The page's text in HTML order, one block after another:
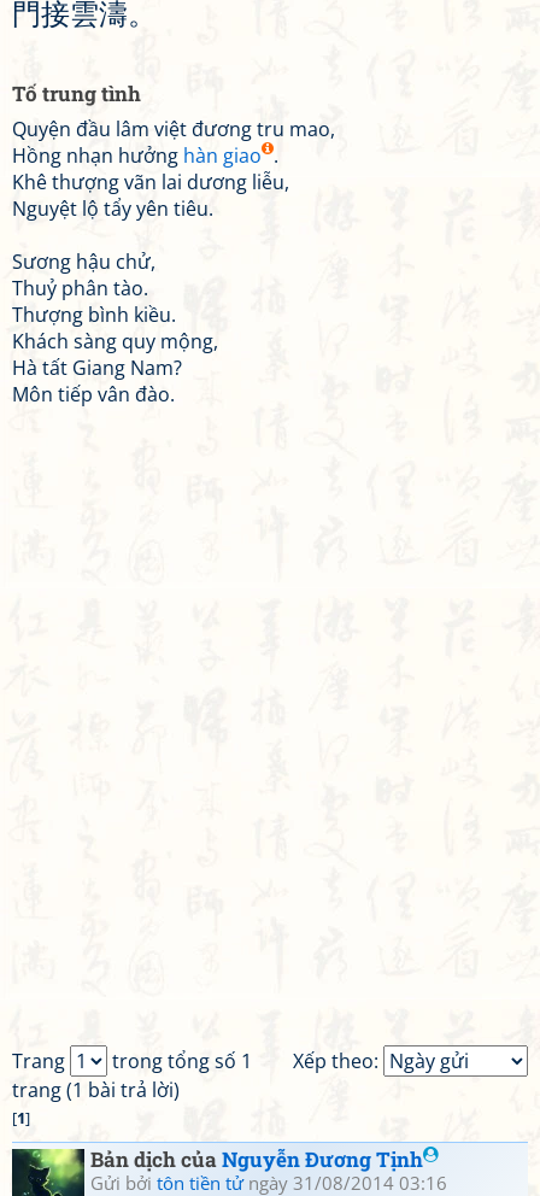
門接雲濤。
Tố trung tình
Quyện đầu lâm việt đương tru mao,
Hồng nhạn hưởng hàn giao .
Khê thượng vãn lai dương liễu,
Nguyệt lộ tẩy yên tiêu.
Sương hậu chử,
Thuỷ phân tào.
Thượng bình kiều.
Khách sàng quy mộng,
Hà tất Giang Nam?
Môn tiếp vân đào.
Xếp theo:
Trang
trong tổng số 1
trang (1 bài trả lời)
[1]
Bản dịch củaNguyễn Đương Tịnh
Gửi bởi tôn tiền tửngày 31/08/2014 03:16